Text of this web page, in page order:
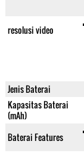
resolusi video
Jenis Baterai
Kapasitas Baterai
(mAh)
Baterai Features